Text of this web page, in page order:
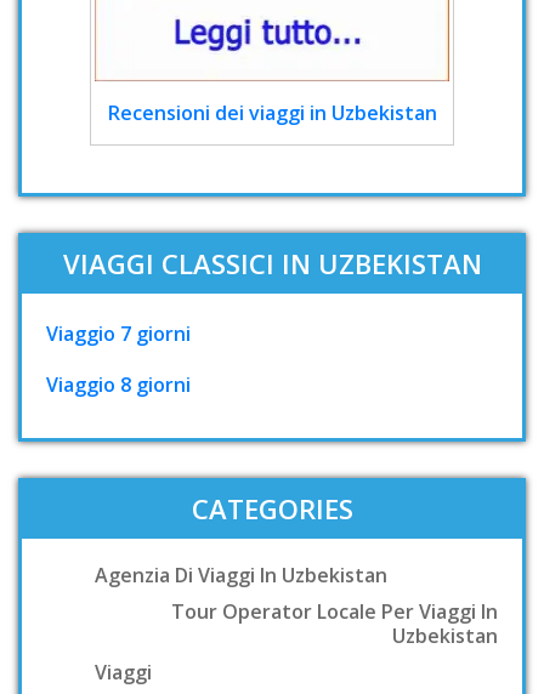
Recensioni dei viaggi in Uzbekistan
VIAGGI CLASSICI IN UZBEKISTAN
Viaggio 7 giorni
Viaggio 8 giorni
CATEGORIES
Agenzia Di Viaggi In Uzbekistan
Tour Operator Locale Per Viaggi In
Uzbekistan
Viaggi